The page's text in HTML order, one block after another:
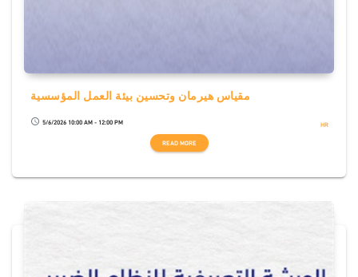
مقياس هيرمان وتحسين بيئة العمل المؤسسية
schedule 5/6/2026 10:00 AM - 12:00 PM
HR
READ MORE